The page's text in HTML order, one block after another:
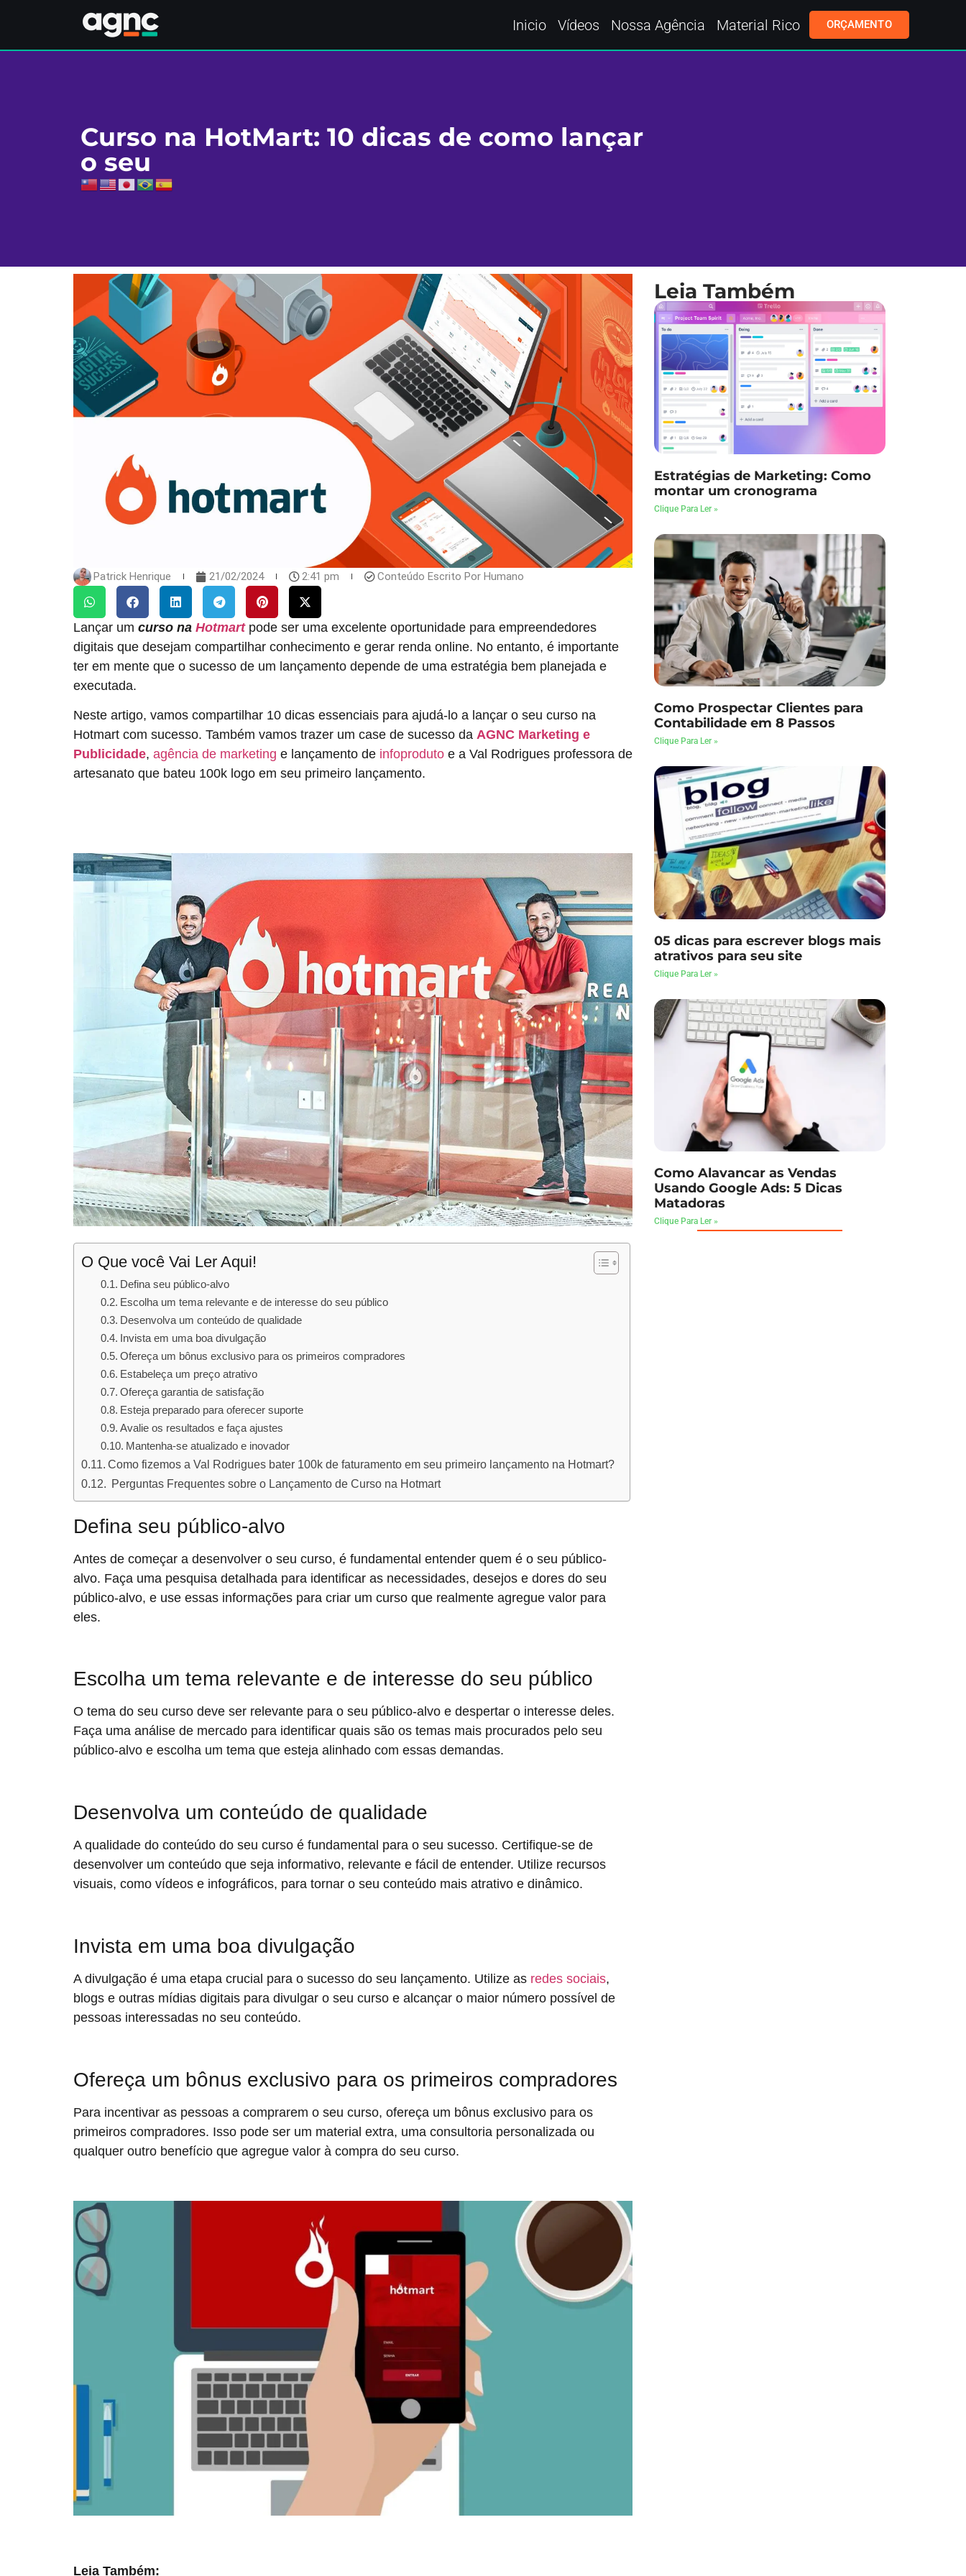
Inicio Vídeos Nossa Agência Material Rico ORÇAMENTO
Curso na HotMart: 10 dicas de como lançar
o seu
Patrick Henrique 21/02/2024 2:41 pm Conteúdo Escrito Por Humano
Lançar um curso na Hotmartpode ser uma excelente oportunidade para empreendedores
digitais que desejam compartilhar conhecimento e gerar renda online. No entanto, é importante
ter em mente que o sucesso de um lançamento depende de uma estratégia bem planejada e
executada.
Neste artigo, vamos compartilhar 10 dicas essenciais para ajudá-lo a lançar o seu curso na
Hotmart com sucesso. Também vamos trazer um case de sucesso da AGNC Marketing e
Publicidade, agência de marketing e lançamento de infoproduto e a Val Rodrigues professora de
artesanato que bateu 100k logo em seu primeiro lançamento.
O Que você Vai Ler Aqui!
Defina seu público-alvo
Escolha um tema relevante e de interesse do seu público
Desenvolva um conteúdo de qualidade
Invista em uma boa divulgação
Ofereça um bônus exclusivo para os primeiros compradores
Estabeleça um preço atrativo
Ofereça garantia de satisfação
Esteja preparado para oferecer suporte
Avalie os resultados e faça ajustes
Mantenha-se atualizado e inovador
Como fizemos a Val Rodrigues bater 100k de faturamento em seu primeiro lançamento na Hotmart?
Perguntas Frequentes sobre o Lançamento de Curso na Hotmart
Defina seu público-alvo
Antes de começar a desenvolver o seu curso, é fundamental entender quem é o seu público-
alvo. Faça uma pesquisa detalhada para identificar as necessidades, desejos e dores do seu
público-alvo, e use essas informações para criar um curso que realmente agregue valor para
eles.
Escolha um tema relevante e de interesse do seu público
O tema do seu curso deve ser relevante para o seu público-alvo e despertar o interesse deles.
Faça uma análise de mercado para identificar quais são os temas mais procurados pelo seu
público-alvo e escolha um tema que esteja alinhado com essas demandas.
Desenvolva um conteúdo de qualidade
A qualidade do conteúdo do seu curso é fundamental para o seu sucesso. Certifique-se de
desenvolver um conteúdo que seja informativo, relevante e fácil de entender. Utilize recursos
visuais, como vídeos e infográficos, para tornar o seu conteúdo mais atrativo e dinâmico.
Invista em uma boa divulgação
A divulgação é uma etapa crucial para o sucesso do seu lançamento. Utilize as redes sociais,
blogs e outras mídias digitais para divulgar o seu curso e alcançar o maior número possível de
pessoas interessadas no seu conteúdo.
Ofereça um bônus exclusivo para os primeiros compradores
Para incentivar as pessoas a comprarem o seu curso, ofereça um bônus exclusivo para os
primeiros compradores. Isso pode ser um material extra, uma consultoria personalizada ou
qualquer outro benefício que agregue valor à compra do seu curso.
Leia Também:
Estratégias de Marketing: Como
montar um cronograma
Clique Para Ler »
Como Prospectar Clientes para
Contabilidade em 8 Passos
Clique Para Ler »
05 dicas para escrever blogs mais
atrativos para seu site
Clique Para Ler »
Como Alavancar as Vendas
Usando Google Ads: 5 Dicas
Matadoras
Clique Para Ler »
Leia Também